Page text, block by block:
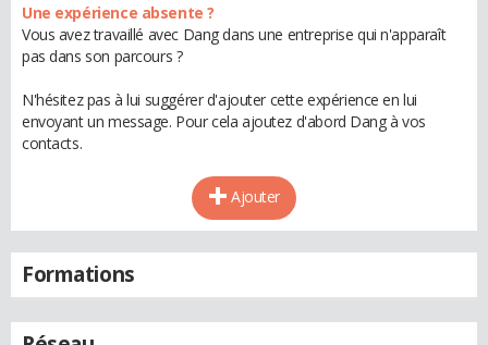
Une expérience absente ?
Vous avez travaillé avec Dang dans une entreprise qui n'apparaît
pas dans son parcours ?
N'hésitez pas à lui suggérer d'ajouter cette expérience en lui
envoyant un message. Pour cela ajoutez d'abord Dang à vos
contacts.
Ajouter
Formations